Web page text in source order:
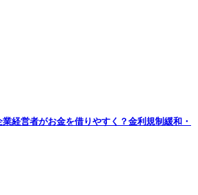
経営者がお金を借りやすく？金利規制緩和・